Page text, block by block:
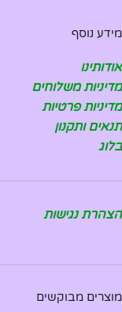
מידע נוסף
אודותינו
מדיניות משלוחים
מדיניות פרטיות
תנאים ותקנון
בלוג
הצהרת נגישות
מוצרים מבוקשים